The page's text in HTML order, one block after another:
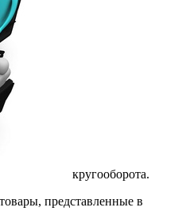
кругооборота.
представленные в